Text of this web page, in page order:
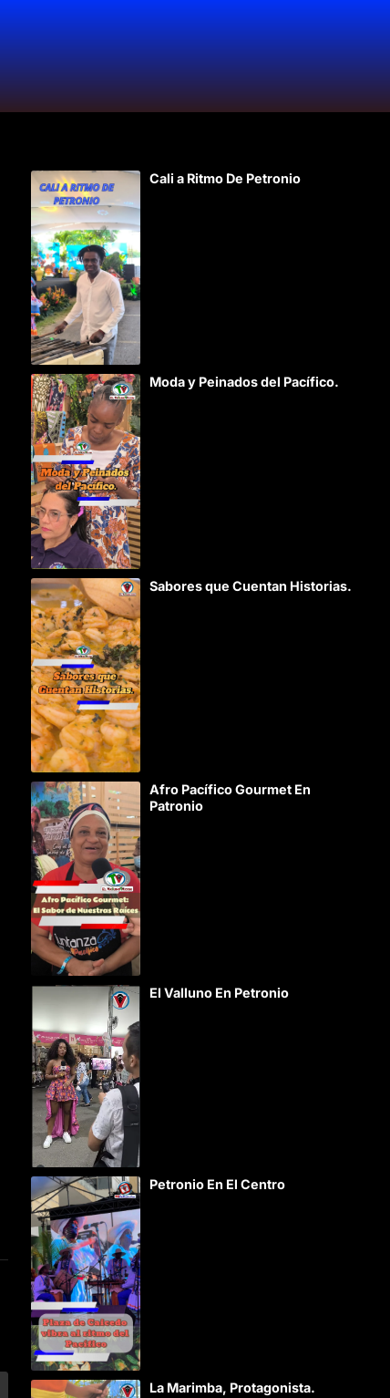
Cali a Ritmo De Petronio
Moda y Peinados del Pacífico.
Sabores que Cuentan Historias.
Afro Pacífico Gourmet En
Patronio
El Valluno En Petronio
Petronio En El Centro
La Marimba, Protagonista.